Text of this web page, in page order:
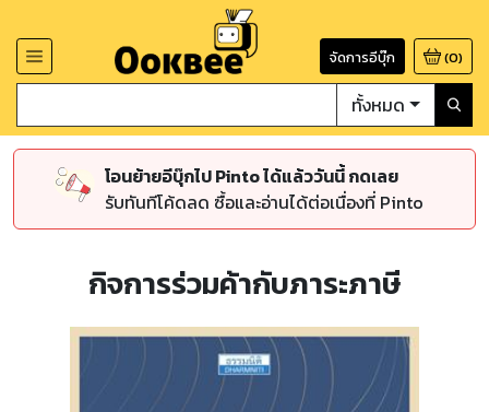
จัดการอีบุ๊ก (0)
ทั้งหมด
โอนย้ายอีบุ๊กไป Pinto ได้แล้ววันนี้ กดเลย
รับทันทีโค้ดลด ซื้อและอ่านได้ต่อเนื่องที่ Pinto
กิจการร่วมค้ากับภาระภาษี